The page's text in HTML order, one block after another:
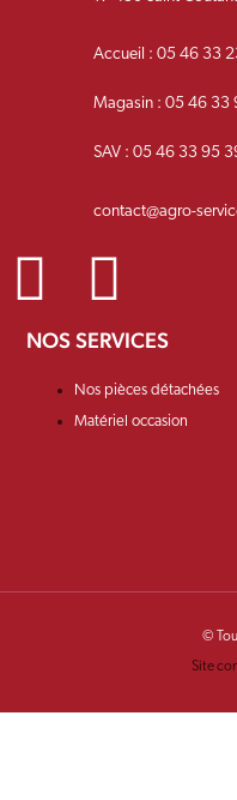
Accueil : 05 46 33
Magasin : 05 46 33
SAV : 05 46 33 95
contact@agro-
NOS SERVICES
Nos pièces détachées
Matériel occasion
©
Site